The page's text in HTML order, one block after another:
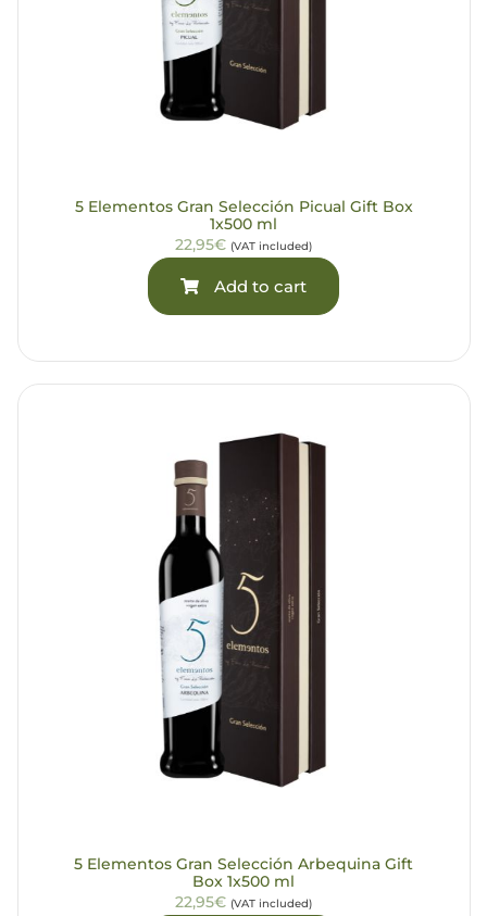
5 Elementos Gran Selección Picual Gift Box
1x500 ml
22,95€ (VAT included)
Add to cart
5 Elementos Gran Selección Arbequina Gift
Box 1x500 ml
22,95€ (VAT included)